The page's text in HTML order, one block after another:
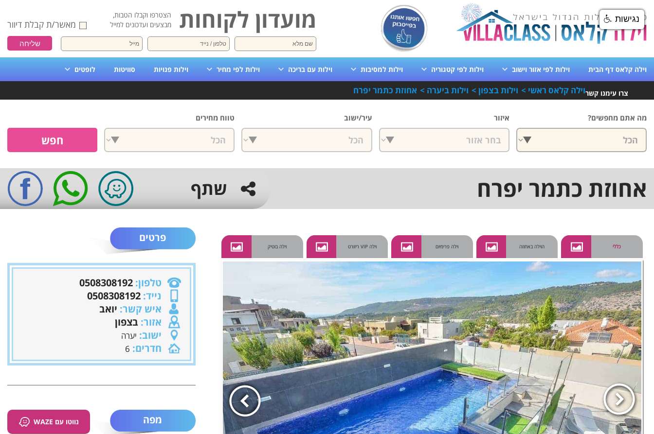
מועדון לקוחות
הצטרפו וקבלו הטבות,
מבצעים ועדכונים למייל
מאשר/ת קבלת דיוור
וילה קלאס דף הבית וילות לפי אזור וישוב וילות לפי קטגוריה וילות למסיבות וילות עם בריכה וילות לפי מחיר וילות פנויות סוויטות לופטים
צרו עימנו קשרוילה קלאס ראשי > וילות בצפון > וילות ביערה > אחוזת כתמר יפרח
מה אתם מחפשים? איזור עיר/ישוב טווח מחירים
אחוזת כתמר יפרח שתף
פרטים
טלפון:0508308192
נייד:0508308192
איש קשר: יואב
אזור: בצפון
ישוב: יערה
חדרים: 6
מפה נווטו עם WAZE
כללי הוילה באחוזה וילה פרימיום וילה VIP ריזורט וילה בוטיק
נגישות